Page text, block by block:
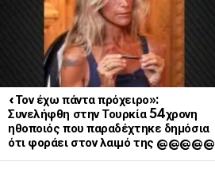
«Τον έχω πάντα πρόχειρο»:
Συνελήφθη στην Τουρκία 54χρονη
ηθοποιός που παραδέχτηκε δημόσια
ότι φοράει στον λαιμό της @@@@@